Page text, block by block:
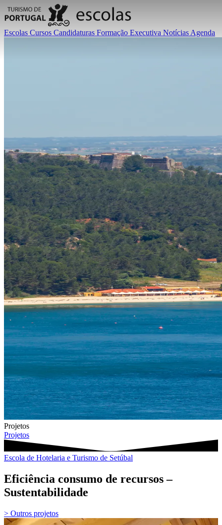
Escolas Cursos Candidaturas Formação Executiva Notícias Agenda
Projetos
Projetos
Escola de Hotelaria e Turismo de Setúbal
Eficiência consumo de recursos –
Sustentabilidade
> Outros projetos